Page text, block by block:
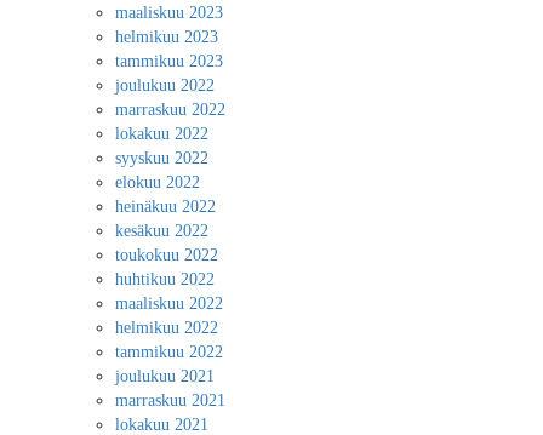
maaliskuu 2023
helmikuu 2023
tammikuu 2023
joulukuu 2022
marraskuu 2022
lokakuu 2022
syyskuu 2022
elokuu 2022
heinäkuu 2022
kesäkuu 2022
toukokuu 2022
huhtikuu 2022
maaliskuu 2022
helmikuu 2022
tammikuu 2022
joulukuu 2021
marraskuu 2021
lokakuu 2021